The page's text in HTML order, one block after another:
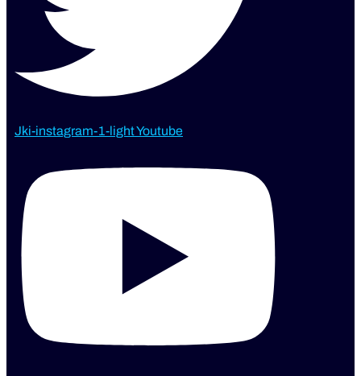
Jki-instagram-1-lightYoutube